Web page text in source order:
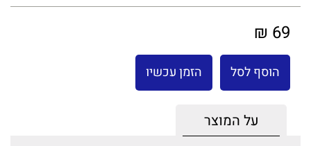
69 ₪
הוסף לסל הזמן עכשיו
על המוצר